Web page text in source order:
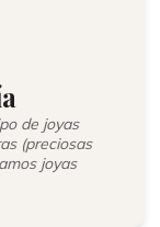
de joyas
(preciosas
joyas